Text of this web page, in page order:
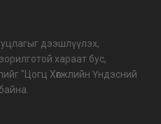
дээшлүүлэх,
хараат бус,
"Цогц Хөгжлийн Үндэсний